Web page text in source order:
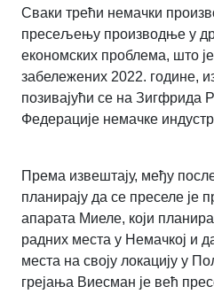
Сваки трећи немачки
пресељењу производње у
економских проблема, што
забележених 2022. године,
позивајући се на Зигфрида
Федерације немачке
Према извештају, међу
планирају да се преселе је
апарата Миеле, који
радних места у Немачкој и
места на своју локацију у
грејања Виесман је већ